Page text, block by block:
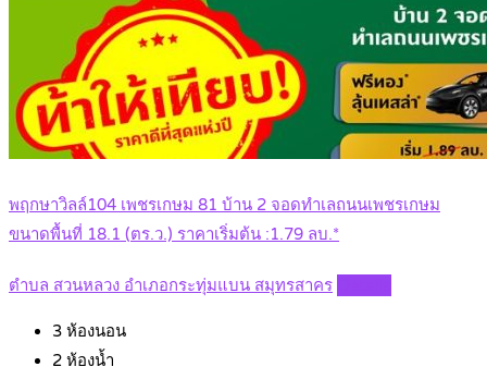
พฤกษาวิลล์104 เพชรเกษม 81 บ้าน 2 จอดทำเลถนนเพชรเกษม
ขนาดพื้นที่ 18.1 (ตร.ว.) ราคาเริ่มต้น :1.79 ลบ.*
ตำบล สวนหลวง อำเภอกระทุ่มแบน สมุทรสาคร
3 ห้องนอน
2 ห้องน้ำ